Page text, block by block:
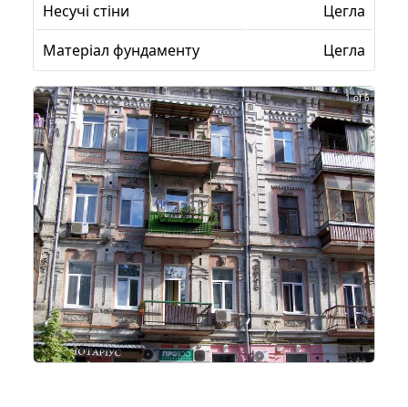
Несучі стіни
Цегла
Матеріал фундаменту
Цегла
1 of 6